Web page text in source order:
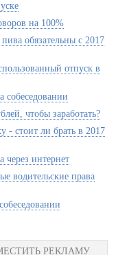
на 100%
обязательны с 2017
отпуск в
собеседовании
чтобы заработать?
- стоит ли брать в 2017
через интернет
водительские права
РЕКЛАМУ